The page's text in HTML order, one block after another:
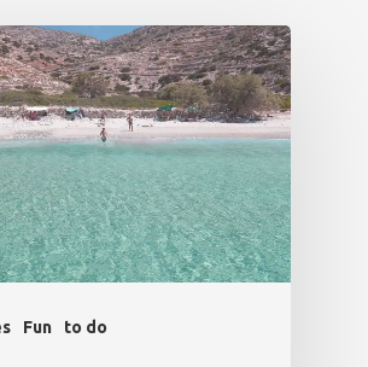
Fun to do